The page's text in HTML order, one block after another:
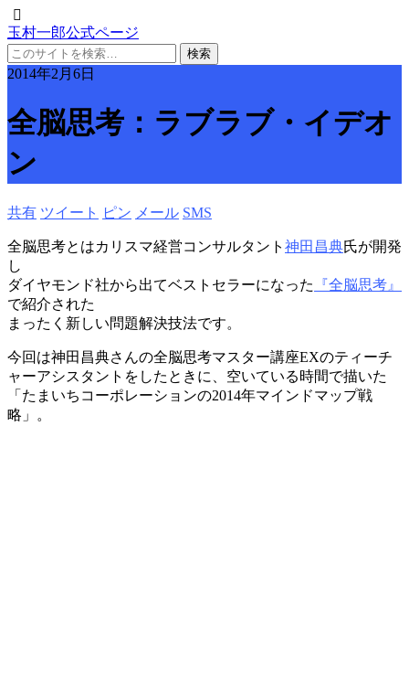
玉村一郎公式ページ
2014年2月6日
全脳思考：ラブラブ・イデオ
ン
共有 ツイート ピン メール SMS
全脳思考とはカリスマ経営コンサルタント 神田昌典氏が開発
し
ダイヤモンド社から出てベストセラーになった
『全脳思考』
で紹介された
まったく新しい問題解決技法です。
今回は神田昌典さんの全脳思考マスター講座EXのティーチ
ャーアシスタントをしたときに、空いている時間で描いた
「たまいちコーポレーションの2014年マインドマップ戦
略」。